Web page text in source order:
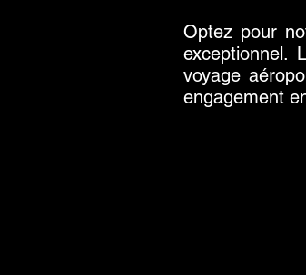
Optez pour
exceptionnel.
voyage
engagement